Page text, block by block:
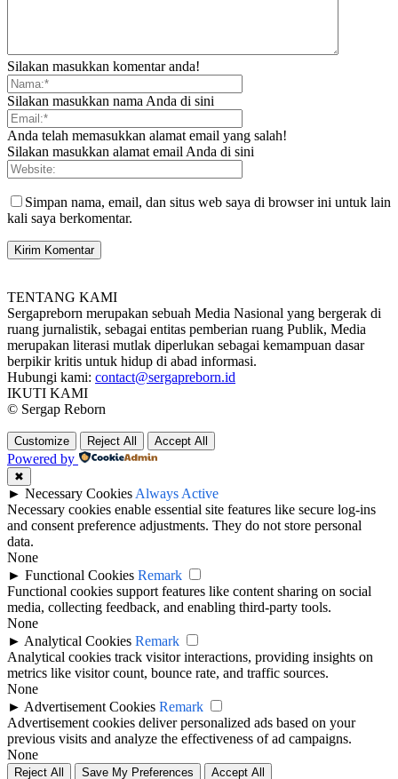
Silakan masukkan komentar anda!
Silakan masukkan nama Anda di sini
Anda telah memasukkan alamat email yang salah!
Silakan masukkan alamat email Anda di sini
Simpan nama, email, dan situs web saya di browser ini untuk lain
kali saya berkomentar.
TENTANG KAMI
Sergapreborn merupakan sebuah Media Nasional yang bergerak di
ruang jurnalistik, sebagai entitas pemberian ruang Publik, Media
merupakan literasi mutlak diperlukan sebagai kemampuan dasar
berpikir kritis untuk hidup di abad informasi.
Hubungi kami: contact@sergapreborn.id
IKUTI KAMI
© Sergap Reborn
Customize Reject All Accept All
Powered by
✖
► Necessary Cookies Always Active
Necessary cookies enable essential site features like secure log-ins
and consent preference adjustments. They do not store personal
data.
None
► Functional Cookies Remark
Functional cookies support features like content sharing on social
media, collecting feedback, and enabling third-party tools.
None
► Analytical Cookies Remark
Analytical cookies track visitor interactions, providing insights on
metrics like visitor count, bounce rate, and traffic sources.
None
► Advertisement Cookies Remark
Advertisement cookies deliver personalized ads based on your
previous visits and analyze the effectiveness of ad campaigns.
None
Reject All Save My Preferences Accept All